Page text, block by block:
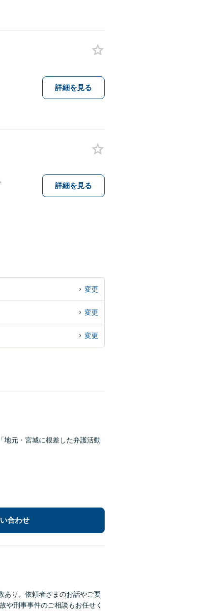
詳細を見る
詳細を見る
変更
変更
変更
地元・宮城に根差した弁護活動
合わせ
あり。依頼者さまのお話やご要
や刑事事件のご相談もお任せく